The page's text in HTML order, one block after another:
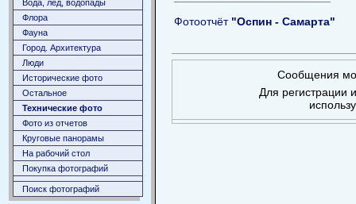
Вода, лёд, водопады
Флора
Фауна
Город. Архитектура
Люди
Исторические фото
Остальное
Технические фото
Фото из отчетов
Круговые панорамы
На рабочий стол
Покупка фотографий
Поиск фотографий
Фотоотчёт "Оспин - Самарта"
Сообщения
Для регистрации